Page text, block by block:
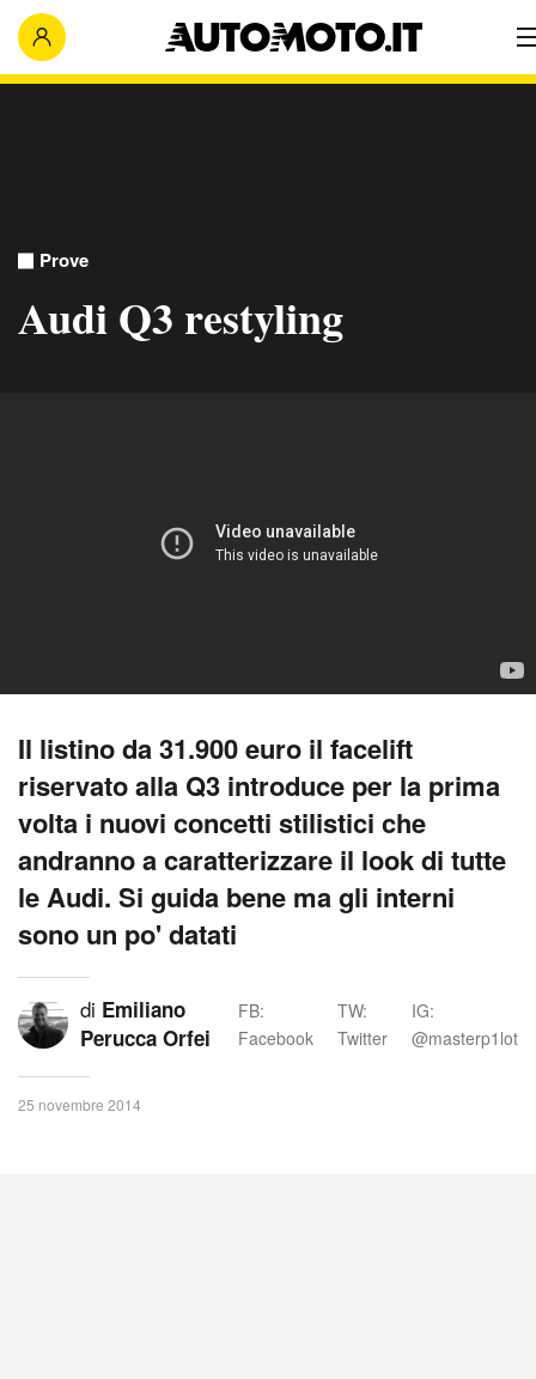
Prove
Audi Q3 restyling
Il listino da 31.900 euro il facelift
riservato alla Q3 introduce per la prima
volta i nuovi concetti stilistici che
andranno a caratterizzare il look di tutte
le Audi. Si guida bene ma gli interni
sono un po' datati
di Emiliano
Perucca Orfei
FB:
Facebook
TW:
Twitter
IG:
@masterp1lot
25 novembre 2014